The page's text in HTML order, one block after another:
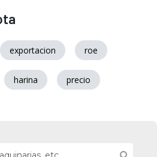
exportacion roe
harina precio